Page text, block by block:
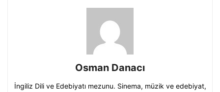
Osman Danacı
İngiliz Dili ve Edebiyatı mezunu. Sinema, müzik ve edebiyat,